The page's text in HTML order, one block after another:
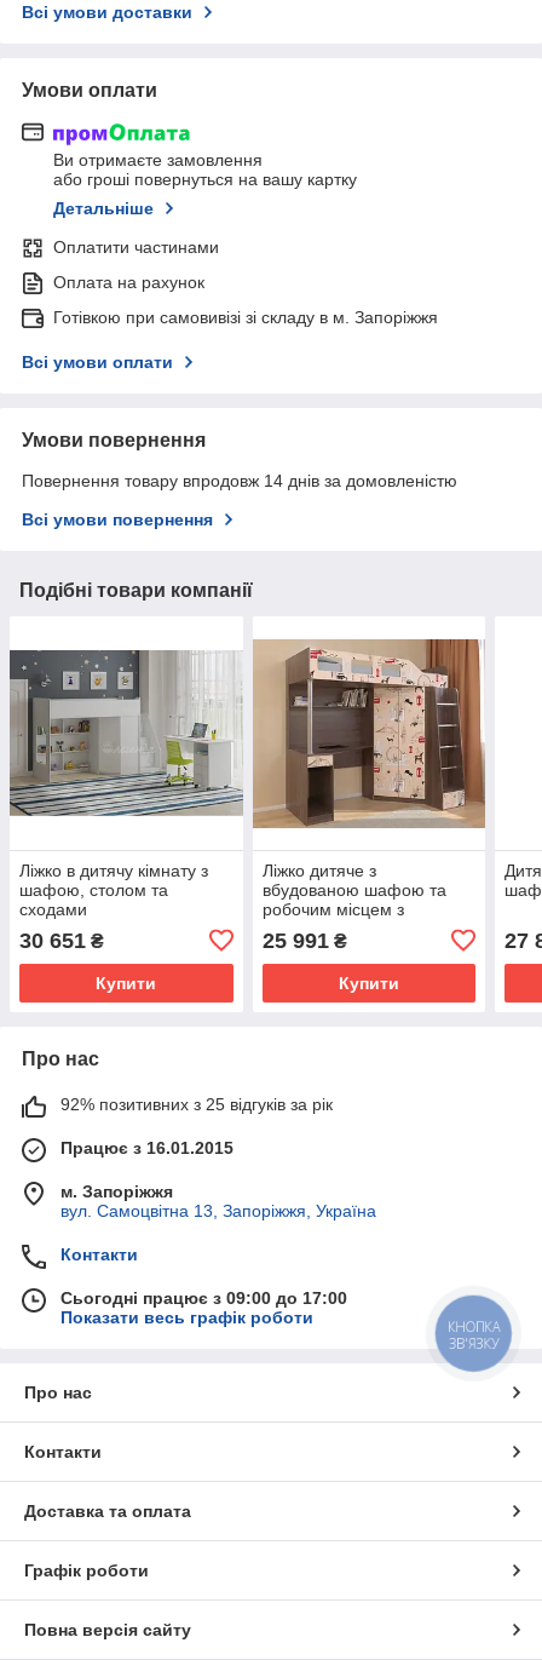
Всі умови доставки
Умови оплати
Ви отримаєте замовлення
або гроші повернуться на вашу картку
Детальніше
Оплатити частинами
Оплата на рахунок
Готівкою при самовивізі зі складу в м. Запоріжжя
Всі умови оплати
Умови повернення
Повернення товару впродовж 14 днів за домовленістю
Всі умови повернення
Подібні товари компанії
Ліжко в дитячу кімнату з
шафою, столом та
сходами
30 651 ₴
Купити
Ліжко дитяче з
вбудованою шафою та
робочим місцем з
25 991₴
Купити
27
Про нас
92% позитивних з 25 відгуків за рік
Працює з 16.01.2015
м. Запоріжжя
вул. Самоцвітна 13, Запоріжжя, Україна
Контакти
Сьогодні працює з 09:00 до 17:00
Показати весь графік роботи
Про нас
Контакти
Доставка та оплата
Графік роботи
Повна версія сайту
КНОПКА
ЗВ'ЯЗКУ